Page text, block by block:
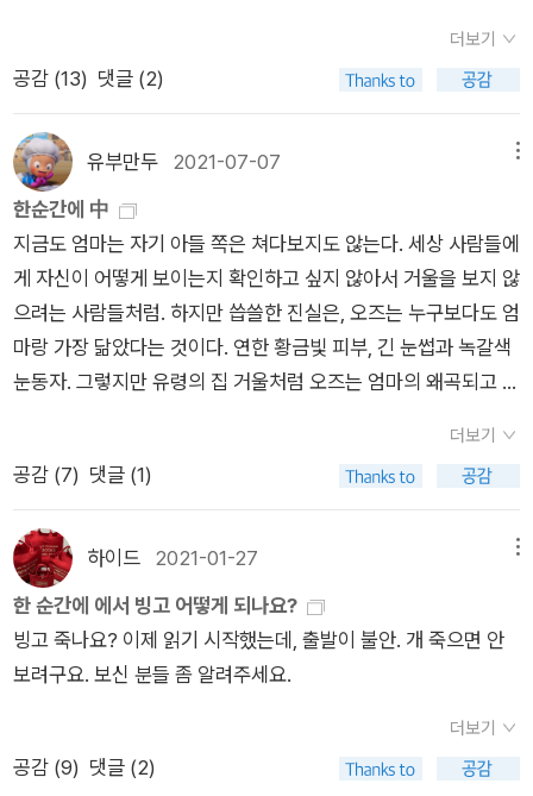
여 설국이 따로 없는 곳이었다.아빠는 도착하자마자 저녁을 먹으
러가야한다 말하고 그들은 각자 짐을 풀어 나갈 준비를 하고 다시
저녁먹을 장소로 출발하는데...하지만 이들은 저녁을 먹지 못하는
상황과 마주한다.눈길에 사슴을 만났고 당황한 아빠는 가드레일
에 부딪치면서 차가 추락하고 만것이다.그리고 핀은 그 자리에서
잔혹하게 죽음을 맞이하게 되는데..자신이 아무리 소리를 질러고
더이상 부모님은 자신의 소리를 듣지 못한다,그리고 심각하게 다
친 아빠는 서서히 핀의 모습을 인지하고 슬퍼하지만 자신의 부상
또한 심각한 수준이다.이렇게 이들은 추위와 부상에 적응해사 하
는 상황이 되고 각자의 방식으로 추위를 이겨내야만 한다.하지만
이런 어려운 상황에서 이들을 바라보는 사람의 입장이라면 이성
적으로 생각하여 서로 협동하여 모든것을 이겨내리라고 생각할
테지만 사람의 본능이란 그러하지 못한다.한짝의 어그부츠.장갑
와 알수 없는 미묘한 신경전이 벌어지는 것이었다.이들은 그렇게
자신들의 욕망과 본성을 드러내며 이성을 잃어가는데.. 이야기는
죽음을 앚이한 핀의 시점에서 이어간다.자신이 죽음을 당했고 죽
음을 인지하고 죽음에 대한 슬픔을 느끼는것도 잠시 두 가족의 비
극 앞에서 각자의 모습을 적확하게 표현하며 이야기 속으로 독자
버린 두 가족의 모습은 인간의 본성을 제대로 나타내며 과연 나라
면 이런 상황속에서 어떻게 행동할까하는 고민에 빠지게 하지
더보기
공감 (13) 댓글 (2)
유부만두 2021-07-07
한순간에 中
지금도 엄마는 자기 아들 쪽은 쳐다보지도 않는다. 세상 사람들에
게 자신이 어떻게 보이는지 확인하고 싶지 않아서 거울을 보지 않
으려는 사람들처럼. 하지만 씁쓸한 진실은, 오즈는 누구보다도 엄
마랑 가장 닮았다는 것이다. 연한 황금빛 피부, 긴 눈썹과 녹갈색
눈동자. 그렇지만 유령의 집 거울처럼 오즈는 엄마의 왜곡되고 지
때부터 그 아이와 마주하는 것을 거부해 왔다.엄마는 주먹을 꼭
쥔 채 그 자리에 계속 서서 어두운 밖을 바라본다.후회란 감정을
가능하다.왜냐하면 이미 벌어진 일은 돌이킬 수 없기 때문에. 그
래서 어떻게든 이미 벌어진 일을 조금이라도 받아들이기 쉽게 착
각을 만들어 내는 것이 그 괴로움으로부터 자신을 보호할 방법의
하나지만, 엄마는 그런 착각에 빠지지도 못하는 사람이다.하지만
나머지 사람들은 그런 참회의 결핍이라는 축복을 받지 못했다. 그
들의 양심은 끊임없이 아우성을 치고, 그들의 뇌에서는 했어야 할
일〉과 〈했으면 좋았을 일〉들이 끊임없이 떠오른다. 그들은 지금
더보기
공감 (7) 댓글 (1)
하이드 2021-01-27
한 순간에 에서 빙고 어떻게 되나요?
빙고 죽나요? 이제 읽기 시작했는데, 출발이 불안. 개 죽으면 안
보려구요. 보신 분들 좀 알려주세요.
더보기
공감 (9) 댓글 (2)